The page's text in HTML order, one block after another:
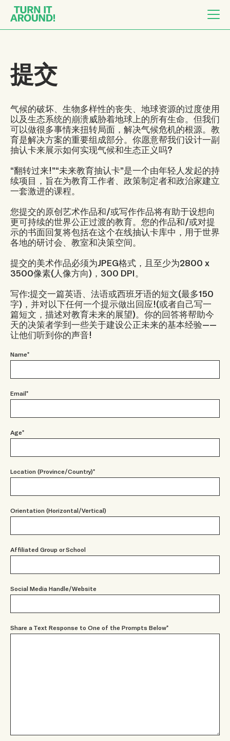
提交
气候的破坏、生物多样性的丧失、地球资源的过度使用
以及生态系统的崩溃威胁着地球上的所有生命。 但我们
可以做很多事情来扭转局面，解决气候危机的根源。 教
育是解决方案的重要组成部分。 你愿意帮我们设计一副
抽认卡来展示如何实现气候和生态正义吗?
“翻转过来!”“未来教育抽认卡”是一个由年轻人发起的持
续项目，旨在为教育工作者、政策制定者和政治家建立
一套激进的课程。
您提交的原创艺术作品和/或写作作品将有助于设想向
更可持续的世界公正过渡的教育。 您的作品和/或对提
示的书面回复将包括在这个在线抽认卡库中，用于世界
各地的研讨会、教室和决策空间。
提交的美术作品必须为JPEG格式，且至少为2800 x
3500像素(人像方向)，300 DPI。
写作:提交一篇英语、法语或西班牙语的短文(最多150
字)，并对以下任何一个提示做出回应!(或者自己写一
篇短文，描述对教育未来的展望)。 你的回答将帮助今
天的决策者学到一些关于建设公正未来的基本经验——
让他们听到你的声音!
Name*
Email*
Age*
Location (Province/Country)*
Orientation (Horizontal/Vertical)
Affiliated Group or School
Social Media Handle/Website
Share a Text Response to One of the Prompts Below*